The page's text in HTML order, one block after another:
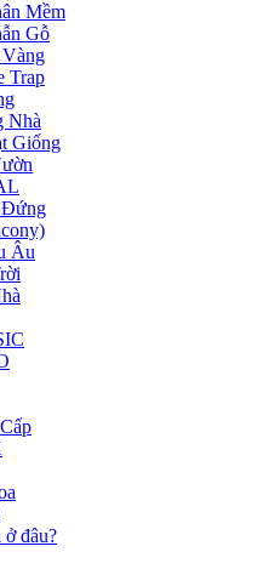
Mềm
Gỗ
Trap
Nhà
Giống
Đứng
Âu
đâu?